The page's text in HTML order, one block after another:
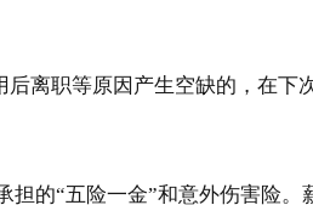
职等原因产生空缺的，在下
“五险一金”和意外伤害险。